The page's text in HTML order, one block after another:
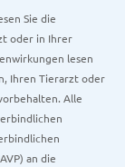
Sie die
oder in Ihrer
lesen
Ihren Tierarzt oder
Alle
an die